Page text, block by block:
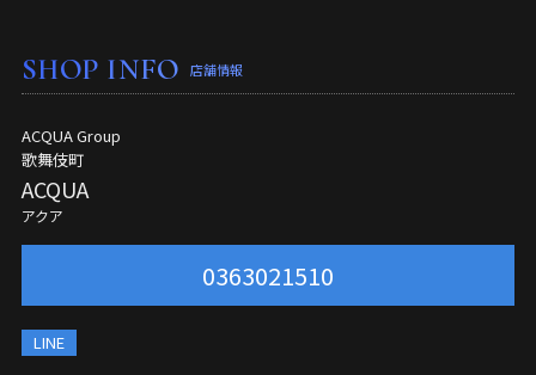
SHOP INFO 店舗情報
ACQUA Group
歌舞伎町
ACQUA
アクア
0363021510
LINE